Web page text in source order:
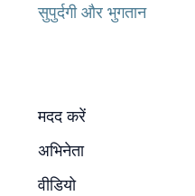
सुपुर्दगी और भुगतान
मदद करें
अभिनेता
वीडियो